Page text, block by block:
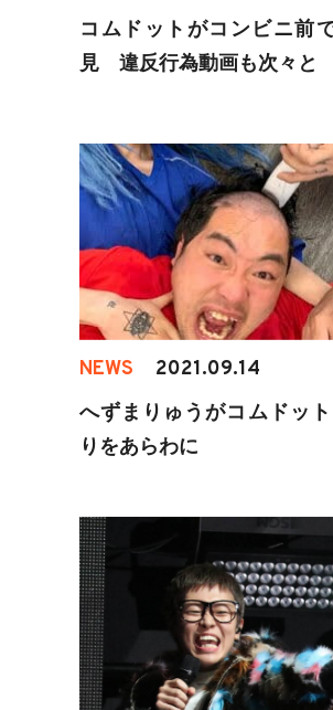
コムドットがコンビニ前
見 違反行為動画も次々と
NEWS 2021.09.14
へずまりゅうがコムドッ
りをあらわに